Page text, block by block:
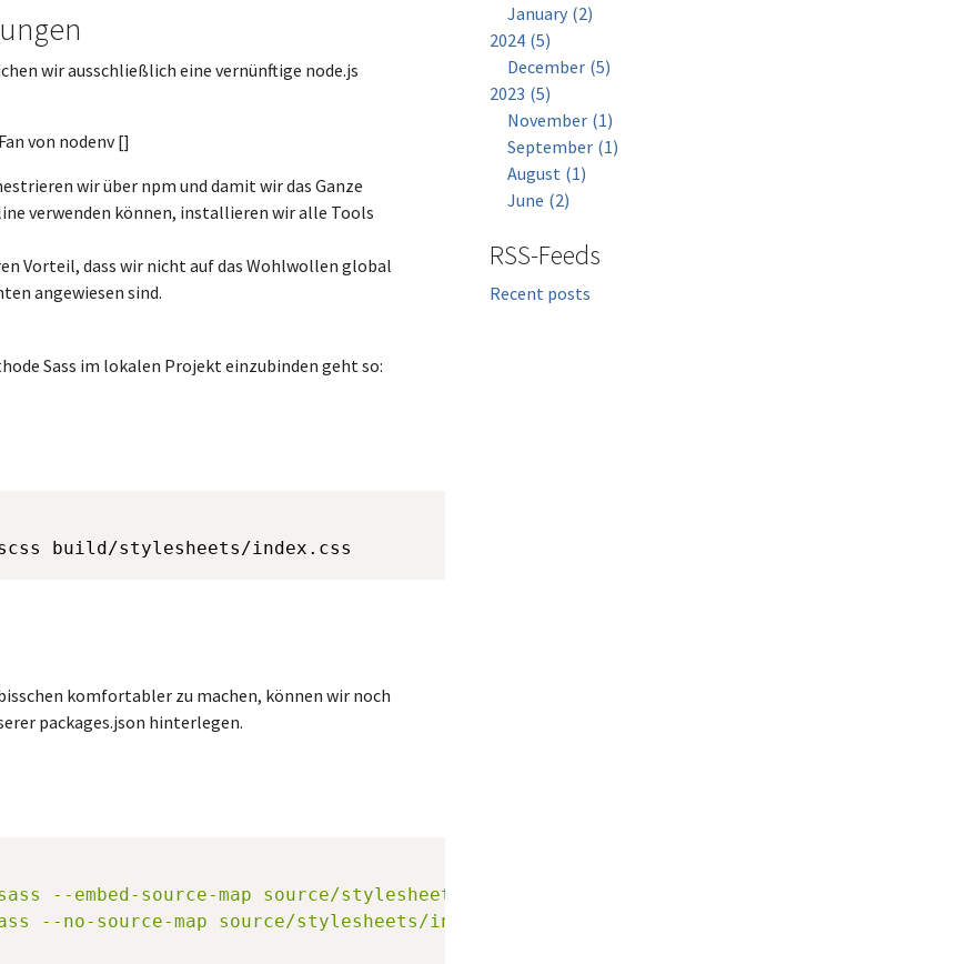
wir ausschließlich eine vernünftige node.js
von nodenv []
wir über npm und damit wir das Ganze
verwenden können, installieren wir alle Tools
Vorteil, dass wir nicht auf das Wohlwollen global
angewiesen sind.
Sass im lokalen Projekt einzubinden geht so:
komfortabler zu machen, können wir noch
packages.json hinterlegen.
--embed-source-map source/stylesheets/index.scss build/stylesheets/index.css"
--no-source-map source/stylesheets/index.scss build/stylesheets/index.css"
January 2
2024 5
December 5
2023 5
November 1
September 1
August 1
June 2
RSS-Feeds
Recent posts